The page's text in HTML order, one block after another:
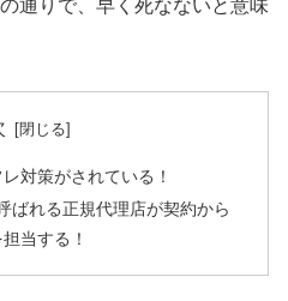
通りで、早く死なないと意味
対策がされている！
ばれる正規代理店が契約から
当する！